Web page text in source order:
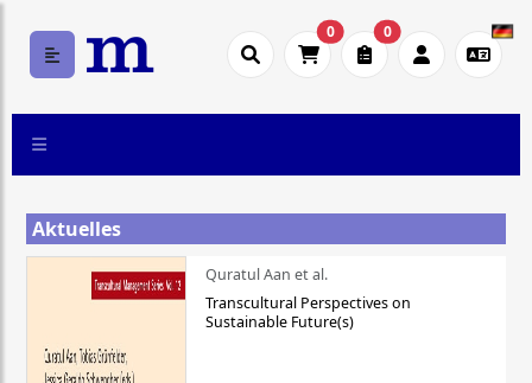
0 0
Aktuelles
Quratul Aan et al.
Transcultural Perspectives on
Sustainable Future(s)